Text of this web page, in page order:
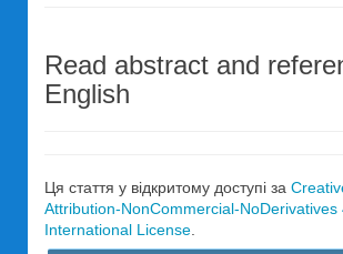
Read abstract and
English
Ця стаття у відкритому доступі за
Attribution-NonCommercial-NoDerivatives
International License